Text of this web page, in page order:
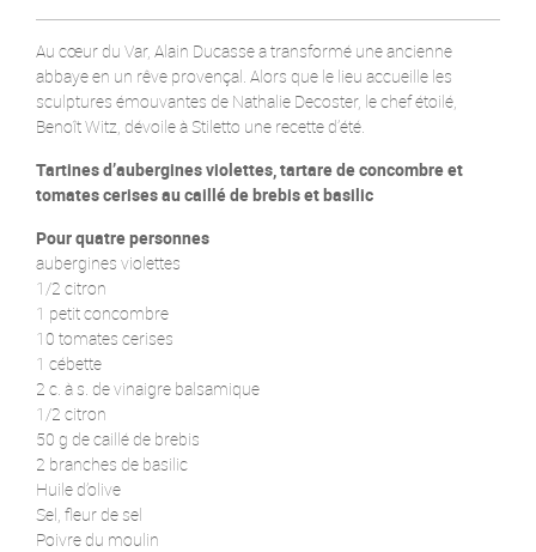
Au cœur du Var, Alain Ducasse a transformé une ancienne
abbaye en un rêve provençal. Alors que le lieu accueille les
sculptures émouvantes de Nathalie Decoster, le chef étoilé,
Benoît Witz, dévoile à Stiletto une recette d’été.
Tartines d’aubergines violettes, tartare de concombre et
tomates cerises au caillé de brebis et basilic
Pour quatre personnes
aubergines violettes
1/2 citron
1 petit concombre
10 tomates cerises
1 cébette
2 c. à s. de vinaigre balsamique
1/2 citron
50 g de caillé de brebis
2 branches de basilic
Huile d’olive
Sel, fleur de sel
Poivre du moulin